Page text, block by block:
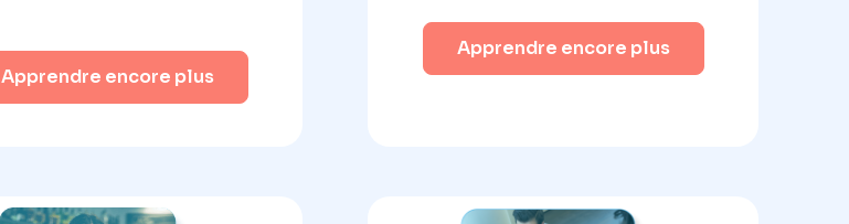
Apprendre encore plus
Apprendre encore plus